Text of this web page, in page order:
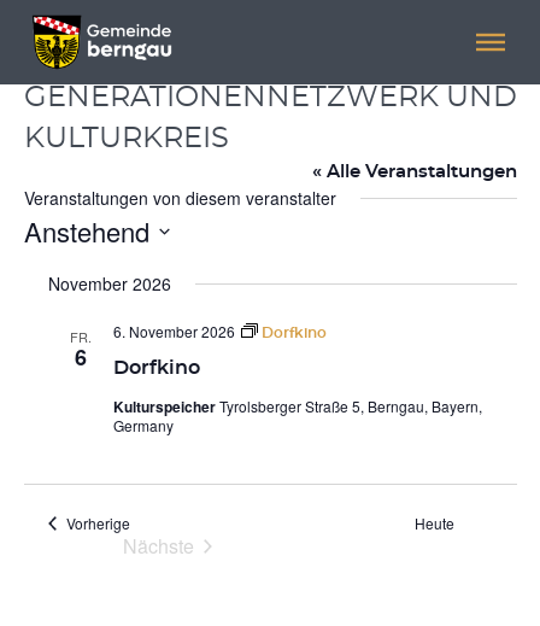
Menü überspringen
Menü überspringen
GENERATIONENNETZWERK UND
KULTURKREIS
« Alle Veranstaltungen
Veranstaltungen von diesem veranstalter
Anstehend
wählen.
November 2026
FR.
6 Dorfkino
6. November 2026 Dorfkino
KulturspeicherTyrolsberger Straße 5, Berngau, Bayern,
Germany
VorherigeVeranstaltungen Heute
Nächste